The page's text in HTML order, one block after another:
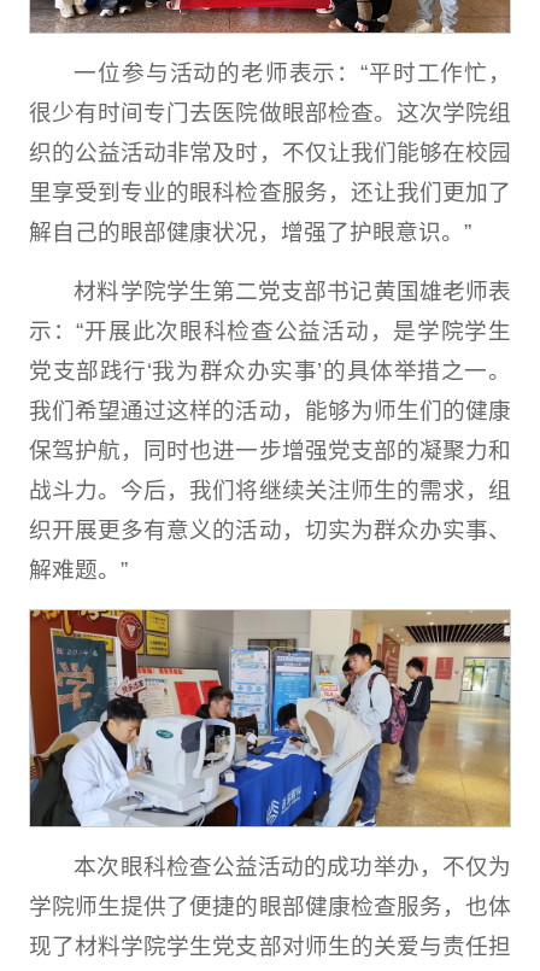
一位参与活动的老师表示：“平时工作忙，
很少有时间专门去医院做眼部检查。这次学院组
织的公益活动非常及时，不仅让我们能够在校园
里享受到专业的眼科检查服务，还让我们更加了
解自己的眼部健康状况，增强了护眼意识。”
材料学院学生第二党支部书记黄国雄老师表
示：“开展此次眼科检查公益活动，是学院学生
党支部践行‘我为群众办实事’的具体举措之一。
我们希望通过这样的活动，能够为师生们的健康
保驾护航，同时也进一步增强党支部的凝聚力和
战斗力。今后，我们将继续关注师生的需求，组
织开展更多有意义的活动，切实为群众办实事、
解难题。”
本次眼科检查公益活动的成功举办，不仅为
学院师生提供了便捷的眼部健康检查服务，也体
现了材料学院学生党支部对师生的关爱与责任担